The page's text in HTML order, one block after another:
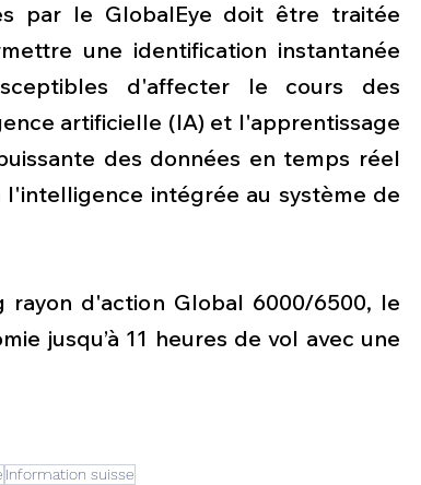
par le GlobalEye doit être traitée
une identification instantanée
d'affecter le cours des
artificielle (IA) et l'apprentissage
des données en temps réel
intégrée au système de
d'action Global 6000/6500, le
jusqu’à 11 heures de vol avec une
Information suisse